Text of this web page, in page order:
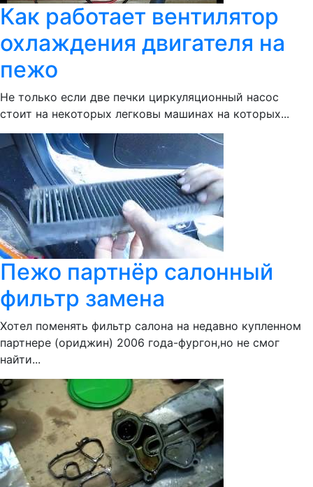
Как работает вентилятор
охлаждения двигателя на
пежо
Не только если две печки циркуляционный насос
стоит на некоторых легковы машинах на которых...
Пежо партнёр салонный
фильтр замена
Хотел поменять фильтр салона на недавно купленном
партнере (ориджин) 2006 года-фургон,но не смог
найти...